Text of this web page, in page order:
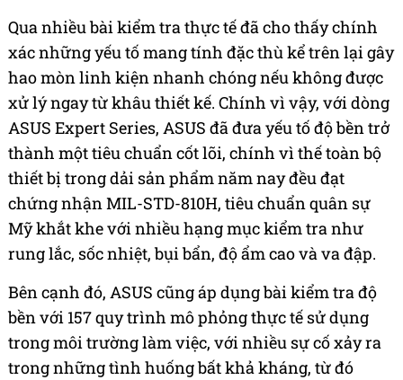
Qua nhiều bài kiểm tra thực tế đã cho thấy chính
xác những yếu tố mang tính đặc thù kể trên lại gây
hao mòn linh kiện nhanh chóng nếu không được
xử lý ngay từ khâu thiết kế. Chính vì vậy, với dòng
ASUS Expert Series, ASUS đã đưa yếu tố độ bền trở
thành một tiêu chuẩn cốt lõi, chính vì thế toàn bộ
thiết bị trong dải sản phẩm năm nay đều đạt
chứng nhận MIL-STD-810H, tiêu chuẩn quân sự
Mỹ khắt khe với nhiều hạng mục kiểm tra như
rung lắc, sốc nhiệt, bụi bẩn, độ ẩm cao và va đập.
Bên cạnh đó, ASUS cũng áp dụng bài kiểm tra độ
bền với 157 quy trình mô phỏng thực tế sử dụng
trong môi trường làm việc, với nhiều sự cố xảy ra
trong những tình huống bất khả kháng, từ đó